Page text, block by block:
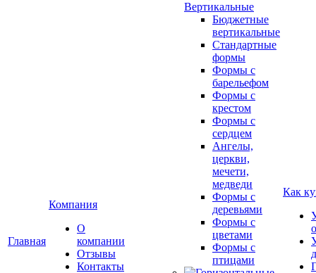
Главная
Компания
О
компании
Отзывы
Контакты
Вертикальные
Бюджетные
вертикальные
Стандартные
формы
Формы с
барельефом
Формы с
крестом
Формы с
сердцем
Ангелы,
церкви,
мечети,
медведи
Формы с
деревьями
Формы с
цветами
Формы с
птицами
Как